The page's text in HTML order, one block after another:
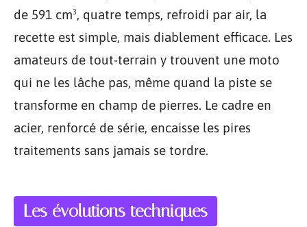
de 591 cm³, quatre temps, refroidi par air, la
recette est simple, mais diablement efficace. Les
amateurs de tout-terrain y trouvent une moto
qui ne les lâche pas, même quand la piste se
transforme en champ de pierres. Le cadre en
acier, renforcé de série, encaisse les pires
traitements sans jamais se tordre.
Les évolutions techniques